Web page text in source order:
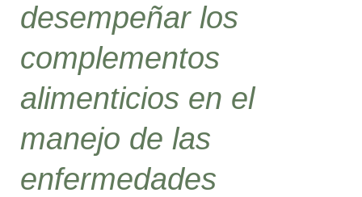
desempeñar los
complementos
alimenticios en el
manejo de las
enfermedades